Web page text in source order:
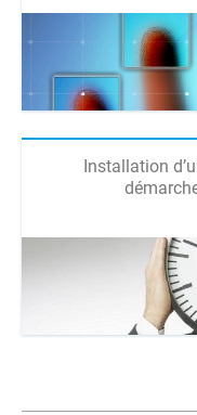
Installation